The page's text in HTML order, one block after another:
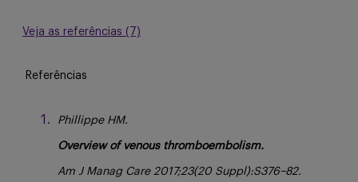
Veja as referências (7)
Referências
Phillippe HM.
Overview of venous thromboembolism.
Am J Manag Care 2017;23(20 Suppl):S376–82.